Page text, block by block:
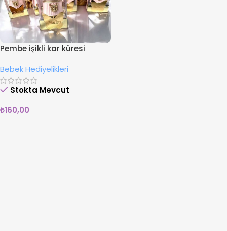
Pembe işikli kar küresi
Bebek Hediyelikleri
Stokta Mevcut
₺160,00